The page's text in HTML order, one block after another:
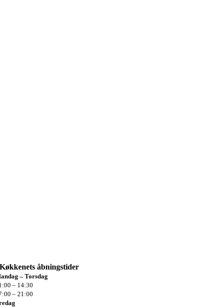
Køkkenets åbningstider
– Torsdag
– 14:30
– 21:00